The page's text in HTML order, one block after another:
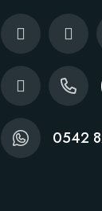
0542